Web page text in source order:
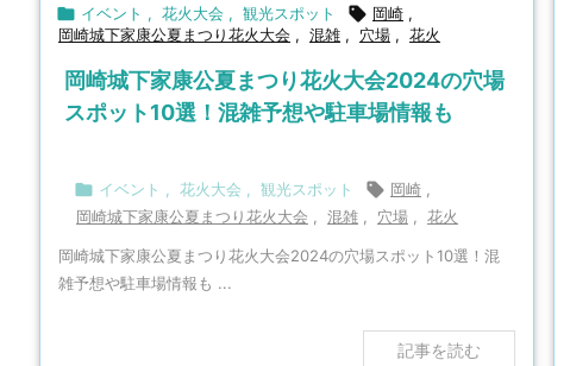
 イベント , 花火大会 , 観光スポット  岡崎 ,
岡崎城下家康公夏まつり花火大会 , 混雑 , 穴場 , 花火
岡崎城下家康公夏まつり花火大会2024の穴場
スポット10選！混雑予想や駐車場情報も
 イベント , 花火大会 , 観光スポット  岡崎 ,
岡崎城下家康公夏まつり花火大会 , 混雑 , 穴場 , 花火
岡崎城下家康公夏まつり花火大会2024の穴場スポット10選！混
雑予想や駐車場情報も ...
記事を読む